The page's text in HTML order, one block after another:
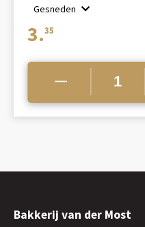
Gesneden
3.35
Bakkerij van der Most